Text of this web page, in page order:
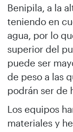
Benipila, a la
teniendo en
agua, por lo
superior del
puede ser
de peso a las
podrán ser de
Los equipos
materiales y